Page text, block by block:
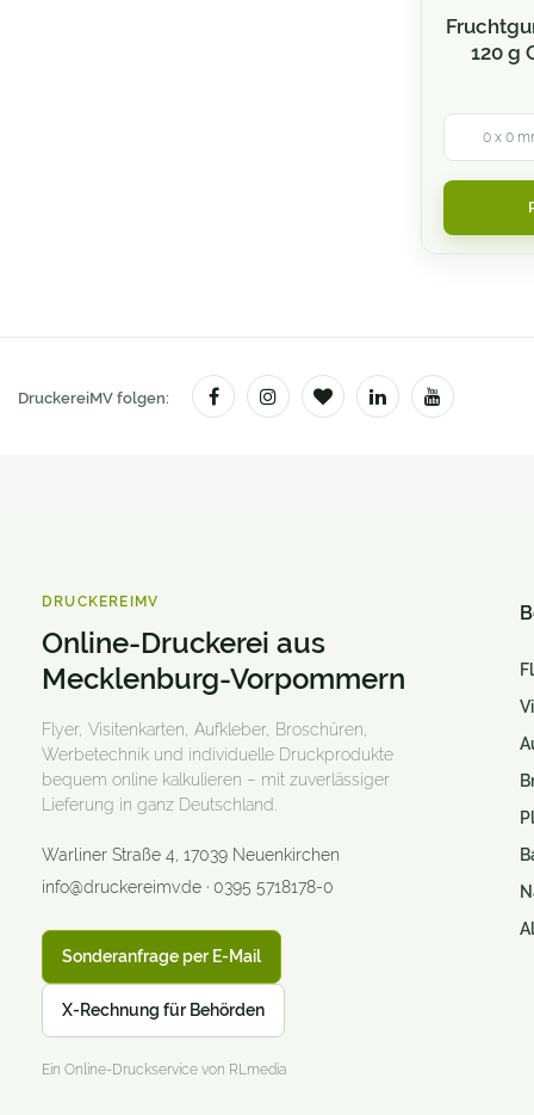
Fahnen & Hissflaggen
Flaschen
Flaschenanhänger
Flyer und Handzettel
Fotogeschenke
Fotoleinwand / Keilrahmen
Fußmatten
Gastroartikel
Getränkekarten
Gläser
120 g
0 x 0
DruckereiMV folgen:
DRUCKEREIMV
Online-Druckerei aus
Mecklenburg-Vorpommern
Flyer, Visitenkarten, Aufkleber, Broschüren,
Werbetechnik und individuelle Druckprodukte
bequem online kalkulieren – mit zuverlässiger
Lieferung in ganz Deutschland.
Warliner Straße 4 17039 Neuenkirchen
info@druckereimv.de · 0395 5718178-0
Sonderanfrage per E-Mail
X-Rechnung für Behörden
Ein Online-Druckservice von RLmedia